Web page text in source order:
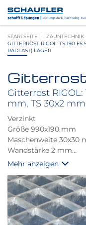
Inhalt
Hauptnavigation
Footernavigation
Logo
Schaufler
verlinkt
zur
STARTSEITE ZAUNTECHNIK
GITTERROST RIGOL: TS 190
RADLAST) LAGER
Produktbilder
Gitterrost RIGOL:
mm, TS 30x2
Verzinkt
Größe 990x190 mm
Maschenweite 30x30
Wandstärke 2 mm
Höhe 30 mm
PKW befahrbar
Mehr anzeigen